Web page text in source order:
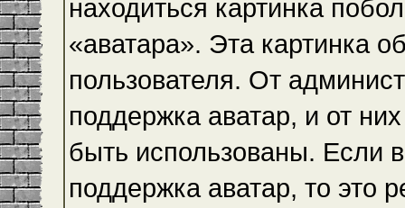
находиться картинка
«аватара». Эта картинка
пользователя. От
поддержка аватар, и от
быть использованы. Если
поддержка аватар, то это